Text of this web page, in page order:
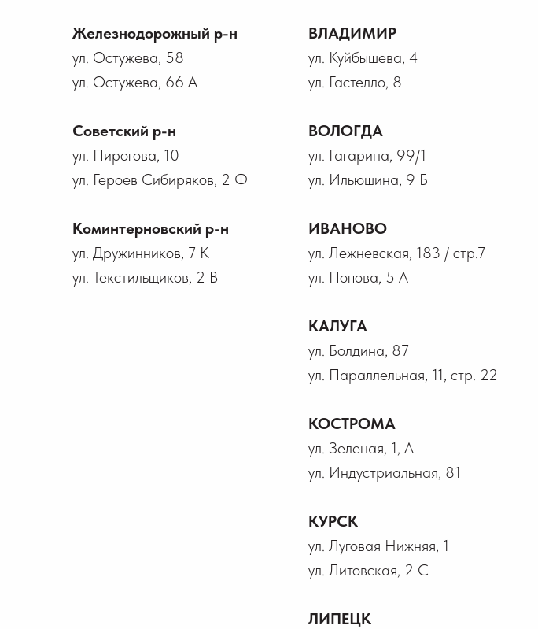
Железнодорожный р-н
ул. Остужева, 58
ул. Остужева, 66 А
Советский р-н
ул. Пирогова, 10
ул. Героев Сибиряков, 2 Ф
Коминтерновский р-н
ул. Дружинников, 7 К
ул. Текстильщиков, 2 В
ВЛАДИМИР
ул. Куйбышева, 4
ул. Гастелло, 8
ВОЛОГДА
ул. Гагарина, 99/1
ул. Ильюшина, 9 Б
ИВАНОВО
ул. Лежневская, 183 / стр.7
ул. Попова, 5 А
КАЛУГА
ул. Болдина, 87
ул. Параллельная, 11, стр. 22
КОСТРОМА
ул. Зеленая, 1, А
ул. Индустриальная, 81
КУРСК
ул. Луговая Нижняя, 1
ул. Литовская, 2 С
ЛИПЕЦК